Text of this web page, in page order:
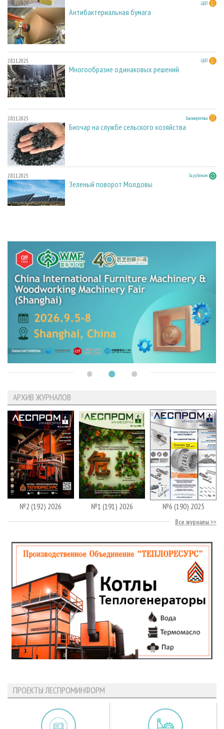
28.11.2025 ЦБП
Антибактериальная бумага
28.11.2025 ЦБП
Многообразие одинаковых решений
28.11.2025 Биоэнергетика
Биочар на службе сельского хозяйства
28.11.2025 За рубежом
Зеленый поворот Молдовы
АРХИВ ЖУРНАЛОВ
№2 (192) 2026 №1 (191) 2026 №6 (190) 2025
Все журналы
ПРОЕКТЫ ЛЕСПРОМИНФОРМ